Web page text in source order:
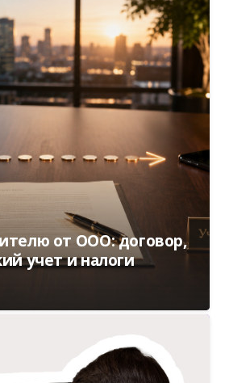
от ООО: договор,
учет и налоги